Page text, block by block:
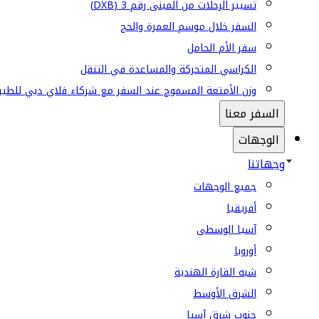
تسيير الرحلات من المبنى رقم 3 (DXB)
السفر خلال موسم العمرة والحج
سفر الأم الحامل
الكراسي المتحركة والمساعدة في التنقل
وزن الأمتعة المسموح عند السفر مع شركاء فلاي دبي
السفر معنا
الوجهات
وجهاتنا
جميع الوجهات
أفريقيا
آسيا الوسطى
أوروبا
شبه القارة الهندية
الشرق الأوسط
جنوب شرق آسيا